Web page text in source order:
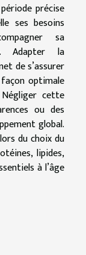
précise
ses besoins
sa
Adapter la
de s’assurer
optimale
cette
ou des
global.
du choix du
lipides,
à l’âge